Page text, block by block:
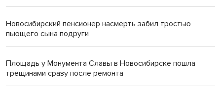
Новосибирский пенсионер насмерть забил тростью
пьющего сына подруги
Площадь у Монумента Славы в Новосибирске пошла
трещинами сразу после ремонта